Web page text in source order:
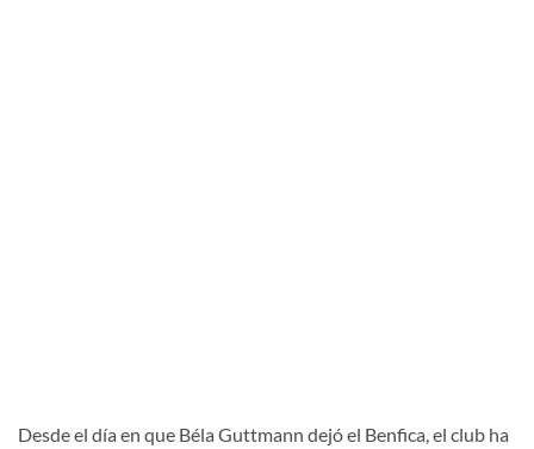
Desde el día en que Béla Guttmann dejó el Benfica, el club ha